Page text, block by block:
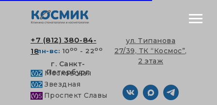
г. Санкт-
Петербург
ул. Типанова
27/39, ТК “Космос”,
2 этаж
+7 (812) 380-84-
18пн-вс: 10оо - 22оо
Проспект Славы
Звездная
Московская